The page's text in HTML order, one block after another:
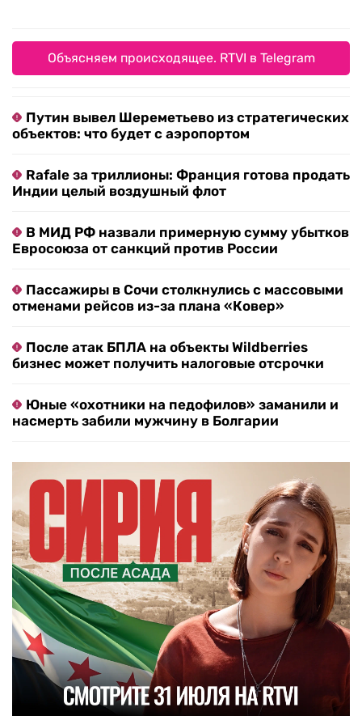
Объясняем происходящее. RTVI в Telegram
Путин вывел Шереметьево из стратегических
объектов: что будет с аэропортом
Rafale за триллионы: Франция готова продать
Индии целый воздушный флот
В МИД РФ назвали примерную сумму убытков
Евросоюза от санкций против России
Пассажиры в Сочи столкнулись с массовыми
отменами рейсов из-за плана «Ковер»
После атак БПЛА на объекты Wildberries
бизнес может получить налоговые отсрочки
Юные «охотники на педофилов» заманили и
насмерть забили мужчину в Болгарии